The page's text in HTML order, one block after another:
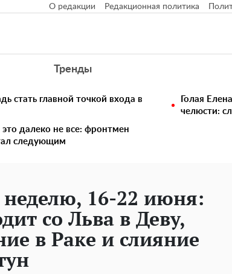
О редакции Редакционная политика
Тренды
стать главной точкой входа в
Голая
челюсти:
далеко не все: фронтмен
следующим
неделю, 16-22 июня:
со Льва в Деву,
в Раке и слияние